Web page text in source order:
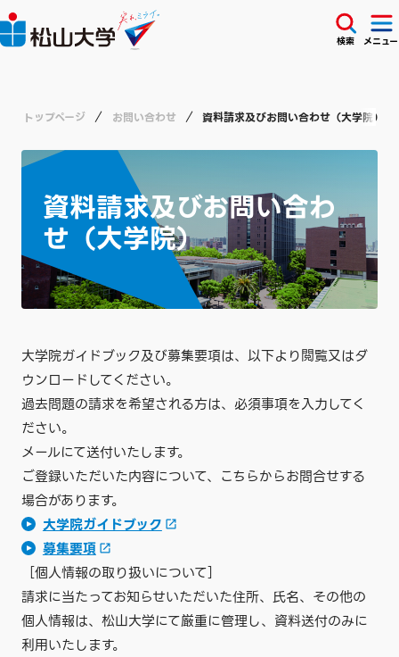
検索 メニュー
トップページ お問い合わせ 資料請求及びお問い合わせ（大学院）
資料請求及びお問い合わ
せ（大学院）
大学院ガイドブック及び募集要項は、以下より閲覧又はダ
ウンロードしてください。
過去問題の請求を希望される方は、必須事項を入力してく
ださい。
メールにて送付いたします。
ご登録いただいた内容について、こちらからお問合せする
場合があります。
大学院ガイドブック
募集要項
［個人情報の取り扱いについて］
請求に当たってお知らせいただいた住所、氏名、その他の
個人情報は、松山大学にて厳重に管理し、資料送付のみに
利用いたします。